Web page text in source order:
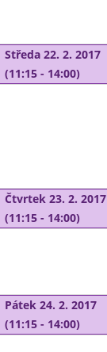
Středa 22. 2. 2017
(11:15 - 14:00)
Čtvrtek 23. 2. 2017
(11:15 - 14:00)
Pátek 24. 2. 2017
(11:15 - 14:00)